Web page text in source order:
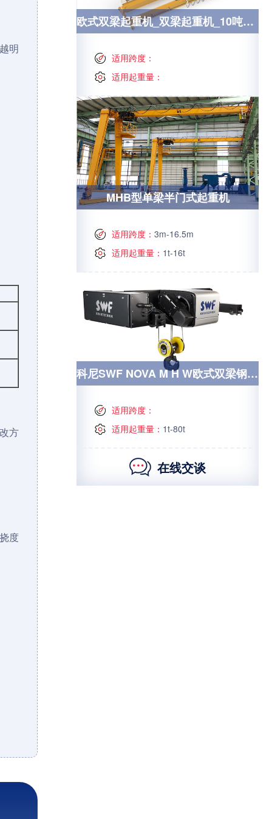
明
方
度
欧式双梁起重机_双梁起重机_10吨起重机_10t欧式双梁起重机
适用跨度：
适用起重量：
MHB型单梁半门式起重机
适用跨度： 3m-16.5m
适用起重量： 1t-16t
科尼SWF NOVA M H W欧式双梁钢丝绳电动起升机构
适用跨度：
适用起重量： 1t-80t
在线交谈